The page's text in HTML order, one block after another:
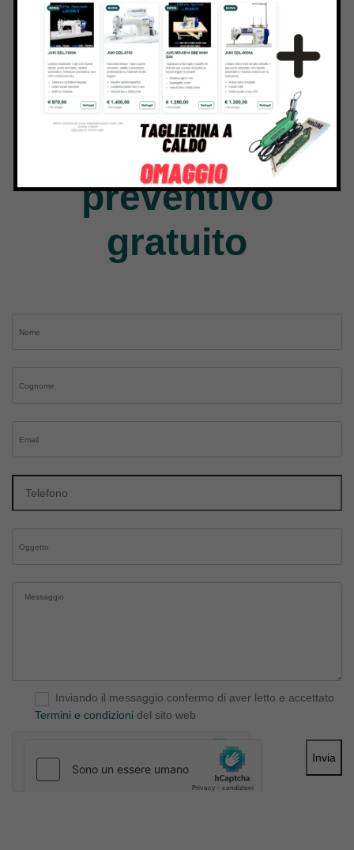
9 Products
Contattaci per
chiedere un
preventivo
gratuito
Inviando il messaggio confermo di aver letto e accettato
Termini e condizioni del sito web
Invia